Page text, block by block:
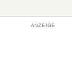
ANZEIGE